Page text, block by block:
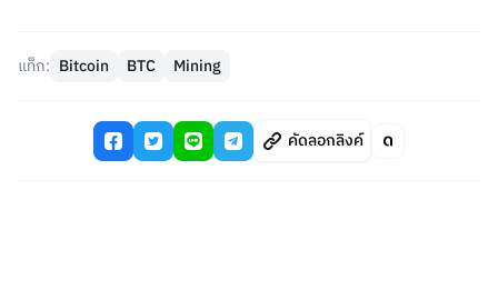
แท็ก: Bitcoin BTC Mining
คัดลอกลิงค์